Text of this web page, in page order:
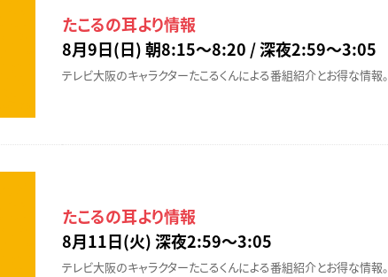
たこるの耳より情報
8月9日(日) 朝8:15〜8:20 / 深夜2:59〜3:05
テレビ大阪のキャラクターたこるくんによる番組紹介とお得な情報。
たこるの耳より情報
8月11日(火) 深夜2:59〜3:05
テレビ大阪のキャラクターたこるくんによる番組紹介とお得な情報。